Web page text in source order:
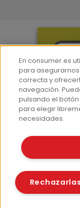
Aviso
En consumer.es
para
correcta y
navegación.
pulsando el
para elegir
necesidades.
Rechazarlas